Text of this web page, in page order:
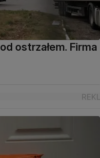
ostrzałem. Firma